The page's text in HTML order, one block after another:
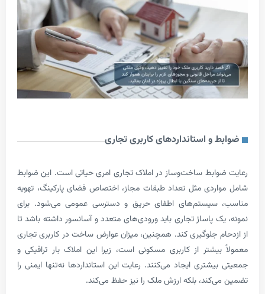
و استانداردهای کاربری تجاری
ساخت‌وساز در املاک تجاری امری حیاتی است. این ضوابط
مثل تعداد طبقات مجاز، اختصاص فضای پارکینگ، تهویه
سیستم‌های اطفای حریق و دسترسی عمومی می‌شود. برای
پاساژ تجاری باید ورودی‌های متعدد و آسانسور داشته باشد تا
جلوگیری کند. همچنین، میزان عوارض ساخت در کاربری تجاری
از کاربری مسکونی است، زیرا این املاک بار ترافیکی و
ایجاد می‌کنند. رعایت این استانداردها نه‌تنها ایمنی را
بلکه ارزش ملک را نیز حفظ می‌کند.